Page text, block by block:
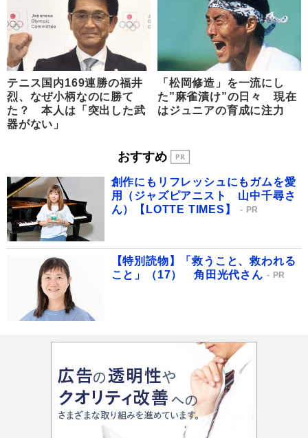
テニス国内169連勝の福井
烈、なぜ小柄なのに勝て
た？ 本人は「突出した武
器がない」
「松岡修造」を一流にし
た”麻雀漬け”の日々 現在
はジュニアの育成に注力
おすすめ
創作にもリフレッシュにもガムを愛
用（ジャズピアニスト 山中千尋さ
ん）【LOTTE TIMES】
PR
【特別読物】「救うこと、救われる
こと」（17） 角田光代さん
PR